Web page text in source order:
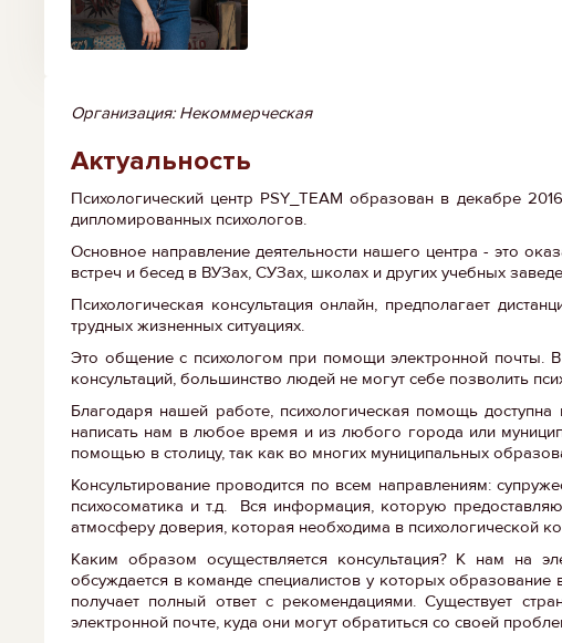
Организация: Некоммерческая
Актуальность
Психологический центр PSY_TEAM образован в декабре
дипломированных психологов.
Основное направление деятельности нашего центра - это
встреч и бесед в ВУЗах, СУЗах, школах и других учебных
Психологическая консультация онлайн, предполагает
трудных жизненных ситуациях.
Это общение с психологом при помощи электронной почты.
консультаций, большинство людей не могут себе позволить
Благодаря нашей работе, психологическая помощь
написать нам в любое время и из любого города или
помощью в столицу, так как во многих муниципальных
Консультирование проводится по всем направлениям:
психосоматика и т.д. Вся информация, которую
атмосферу доверия, которая необходима в психологической
Каким образом осуществляется консультация? К нам на
обсуждается в команде специалистов у которых
получает полный ответ с рекомендациями. Существует
электронной почте, куда они могут обратиться со своей